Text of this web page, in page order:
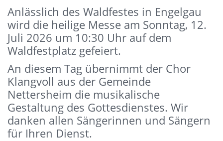
Anlässlich des Waldfestes in Engelgau
wird die heilige Messe am Sonntag, 12.
Juli 2026 um 10:30 Uhr auf dem
Waldfestplatz gefeiert.
An diesem Tag übernimmt der Chor
Klangvoll aus der Gemeinde
Nettersheim die musikalische
Gestaltung des Gottesdienstes. Wir
danken allen Sängerinnen und Sängern
für Ihren Dienst.